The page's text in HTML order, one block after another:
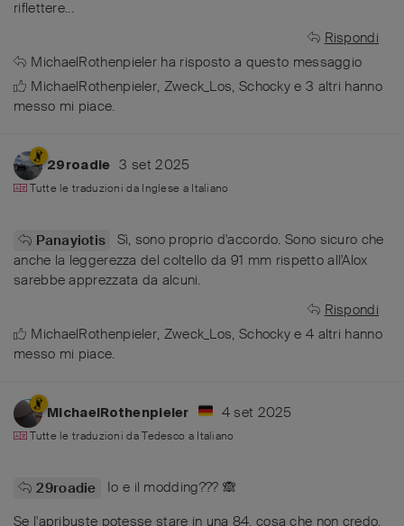
riflettere...
Rispondi
MichaelRothenpieler ha risposto a questo messaggio
MichaelRothenpieler, Zweck_Los, Schocky e 3 altri hanno
messo mi piace.
29roadie 3 set 2025
Tutte le traduzioni da Inglese a Italiano
Panayiotis
Sì, sono proprio d'accordo. Sono sicuro che
anche la leggerezza del coltello da 91 mm rispetto all'Alox
sarebbe apprezzata da alcuni.
Rispondi
MichaelRothenpieler, Zweck_Los, Schocky e 4 altri hanno
messo mi piace.
MichaelRothenpieler 4 set 2025
Tutte le traduzioni daTedesco a Italiano
29roadie
Io e il modding??? 🙈
Se l'apribuste potesse stare in una 84, cosa che non credo,